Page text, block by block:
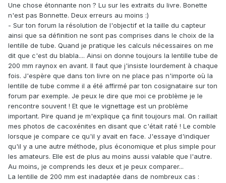
Une chose étonnante non ? Lu sur les extraits du livre. Bonette
n'est pas Bonnette. Deux erreurs au moins :)
- Sur ton forum la résolution de l'objectif et la taille du capteur
ainsi que sa définition ne sont pas comprises dans le choix de la
lentille de tube. Quand je pratique les calculs nécessaires on me
dit que c'est du blabla.... Ainsi on donne toujours la lentille tube de
200 mm raynox en avant. Il faut que j'insiste lourdement à chaque
fois. J'espère que dans ton livre on ne place pas n'importe où la
lentille de tube comme il a été affirmé par ton cosignataire sur ton
forum par exemple. Je peux le dire que moi ce problème je le
rencontre souvent ! Et que le vignettage est un problème
important. Pire quand je m'explique ça finit toujours mal. On raillait
mes photos de cacoxénites en disant que c'était raté ! Le comble
lorsque je compare ce qu'il y avait en face. J'essaye d'indiquer
qu'il y a une autre méthode, plus économique et plus simple pour
les amateurs. Elle est de plus au moins aussi valable que l'autre.
Au moins, je comprends les deux et je peux comparer...
La lentille de 200 mm est inadaptée dans de nombreux cas :